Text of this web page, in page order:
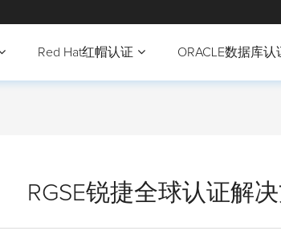
Red Hat红帽认证 ORACLE数据库认
RGSE锐捷全球认证解